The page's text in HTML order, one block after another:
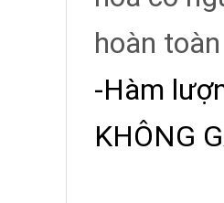
hoàn
-Hàm
KHÔNG